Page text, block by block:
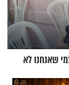
שאנחנו לא